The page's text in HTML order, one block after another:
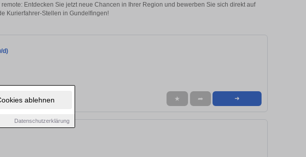
ablehnen
Datenschutzerklärung
Entdecken Sie jetzt neue Chancen in Ihrer Region und bewerben Sie sich direkt auf
Kurierfahrer-Stellen in Gundelfingen!
d)
★ ➦ ➜